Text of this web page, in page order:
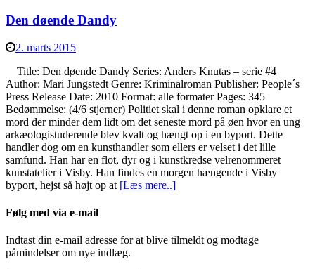
Den døende Dandy
2. marts 2015
Title: Den døende Dandy Series: Anders Knutas – serie #4
Author: Mari Jungstedt Genre: Kriminalroman Publisher: People´s
Press Release Date: 2010 Format: alle formater Pages: 345
Bedømmelse: (4/6 stjerner) Politiet skal i denne roman opklare et
mord der minder dem lidt om det seneste mord på øen hvor en ung
arkæologistuderende blev kvalt og hængt op i en byport. Dette
handler dog om en kunsthandler som ellers er velset i det lille
samfund. Han har en flot, dyr og i kunstkredse velrenommeret
kunstatelier i Visby. Han findes en morgen hængende i Visby
byport, hejst så højt op at [Læs mere..]
Følg med via e-mail
Indtast din e-mail adresse for at blive tilmeldt og modtage
påmindelser om nye indlæg.